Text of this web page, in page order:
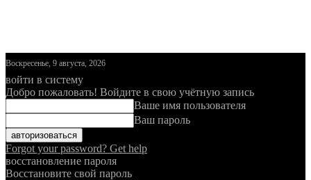
Воскресенье, 9 августа, 2026
войти в систему
Добро пожаловать! Войдите в свою учётную запись
Ваше имя пользователя
Ваш пароль
Forgot your password? Get help
восстановление пароля
Восстановите свой пароль